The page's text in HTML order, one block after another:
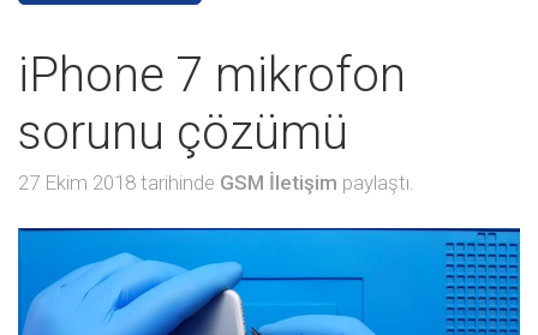
iPhone 7 mikrofon
sorunu çözümü
27 Ekim 2018 tarihinde GSM İletişim paylaştı.